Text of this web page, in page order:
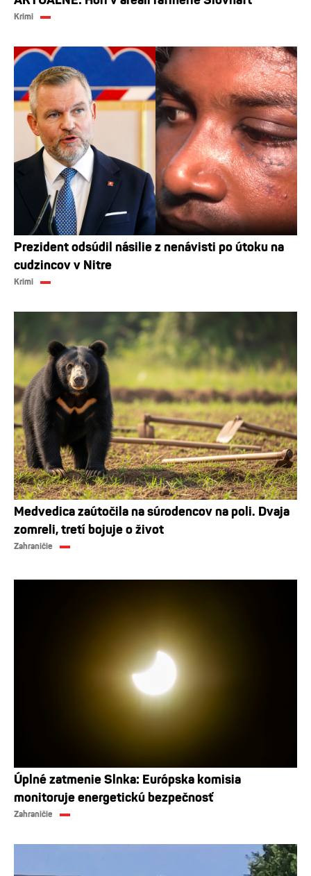
Krimi
Prezident odsúdil násilie z nenávisti po útoku na
cudzincov v Nitre
Krimi
Medvedica zaútočila na súrodencov na poli. Dvaja
zomreli, tretí bojuje o život
Zahraničie
Úplné zatmenie Slnka: Európska komisia
monitoruje energetickú bezpečnosť
Zahraničie